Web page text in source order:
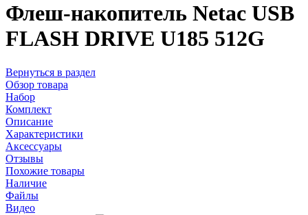
Флеш-накопитель Netac USB
FLASH DRIVE U185 512G
Вернуться в раздел
Обзор товара
Набор
Комплект
Описание
Характеристики
Аксессуары
Отзывы
Похожие товары
Наличие
Файлы
Видео